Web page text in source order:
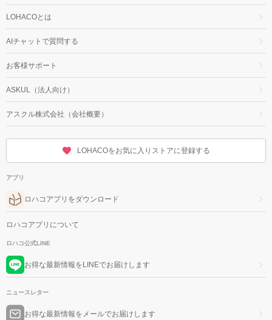
LOHACOとは
AIチャットで質問する
お客様サポート
ASKUL（法人向け）
アスクル株式会社（会社概要）
LOHACOをお気に入りストアに登録する
アプリ
ロハコアプリをダウンロード
ロハコアプリについて
ロハコ公式LINE
お得な最新情報をLINEでお届けします
ニュースレター
お得な最新情報をメールでお届けします